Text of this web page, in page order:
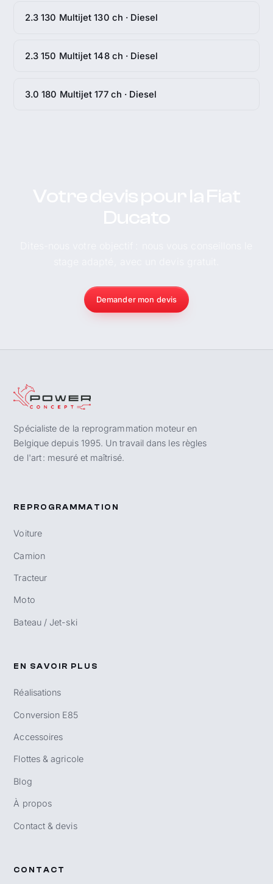
2.3 130 Multijet 130 ch · Diesel
2.3 150 Multijet 148 ch · Diesel
3.0 180 Multijet 177 ch · Diesel
Demander mon devis
Spécialiste de la reprogrammation moteur en
Belgique depuis 1995. Un travail dans les règles
de l'art : mesuré et maîtrisé.
REPROGRAMMATION
Voiture
Camion
Tracteur
Moto
Bateau / Jet-ski
EN SAVOIR PLUS
Réalisations
Conversion E85
Accessoires
Flottes & agricole
Blog
À propos
Contact & devis
CONTACT